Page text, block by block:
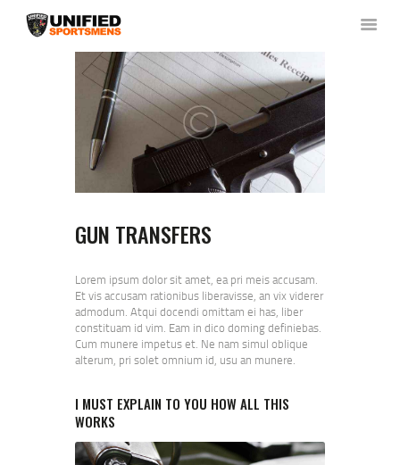
HOME
ABOUT US
NEWS & RULES
EVENT CALENDAR
CONTACT US
MEMBERS LOGIN
GUN TRANSFERS
Lorem ipsum dolor sit amet, ea pri meis accusam.
Et vis accusam rationibus liberavisse, an vix viderer
admodum. Atqui docendi omittam ei has, liber
constituam id vim. Eam in dico doming definiebas.
Cum munere impetus et. Ne nam simul oblique
alterum, pri solet omnium id, usu an munere.
I MUST EXPLAIN TO YOU HOW ALL THIS
WORKS